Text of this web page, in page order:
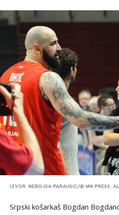
IZVOR: NEBOJSA PARAUSIC/© MN PRESS,
Srpski košarkaš Bogdan